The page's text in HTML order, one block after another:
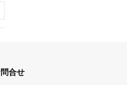
合せ